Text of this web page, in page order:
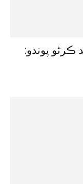
ڪرڻو پوندو: